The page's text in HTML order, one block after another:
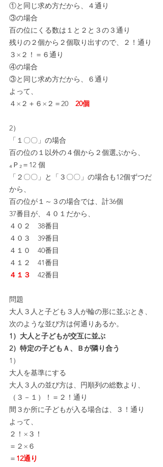
①と同じ求め方だから、４通り
③の場合
百の位にくる数は１と２と３の３通り
残りの２個から２個取り出すので、２！通り
３×２！＝６通り
④の場合
③と同じ求め方だから、６通り
よって、
４×２＋６×２＝20 20個
2）
「１〇〇」の場合
百の位の１以外の４個から２個選ぶから、
₄Ｐ₂＝12 個
「２〇〇」と「３〇〇」の場合も12個ずつだ
から、
百の位が１～３の場合では、計36個
37番目が、４０１だから、
４０２　38番目
４０３　39番目
４１０　40番目
４１２　41番目
４１３
42番目
問題
大人３人と子ども３人が輪の形に並ぶとき、
次のような並び方は何通りあるか。
1）大人と子どもが交互に並ぶ
2）特定の子どもＡ、Ｂが隣り合う
1）
大人を基準にする
大人３人の並び方は、円順列の総数より、
（３－１）！＝２！通り
間３か所に子どもが入る場合は、３！通り
よって、
２！×３！
＝２×６
＝ 12通り